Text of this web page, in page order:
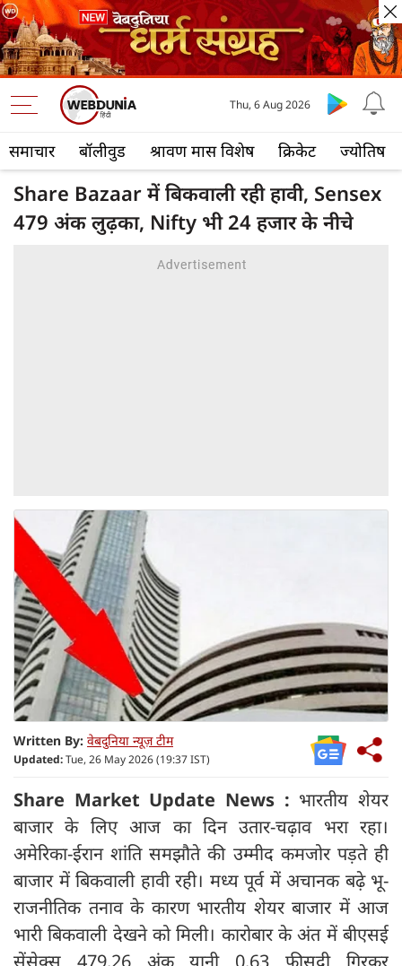
समाचार बॉलीवुड श्रावण मास विशेष क्रिकेट ज्योतिष
Thu, 6 Aug 2026
Share Bazaar में बिकवाली रही हावी, Sensex
479 अंक लुढ़का, Nifty भी 24 हजार के नीचे
Written By: वेबदुनिया न्यूज़ टीम
Updated:Tue, 26 May 2026 (19:37 IST)
Share Market Update News : भारतीय शेयर
बाजार के लिए आज का दिन उतार-चढ़ाव भरा रहा।
अमेरिका-ईरान शांति समझौते की उम्मीद कमजोर पड़ते ही
बाजार में बिकवाली हावी रही। मध्य पूर्व में अचानक बढ़े भू-
राजनीतिक तनाव के कारण भारतीय शेयर बाजार में आज
भारी बिकवाली देखने को मिली। कारोबार के अंत में बीएसई
सेंसेक्‍स 479.26 अंक यानी 0.63 फीसदी गिरकर